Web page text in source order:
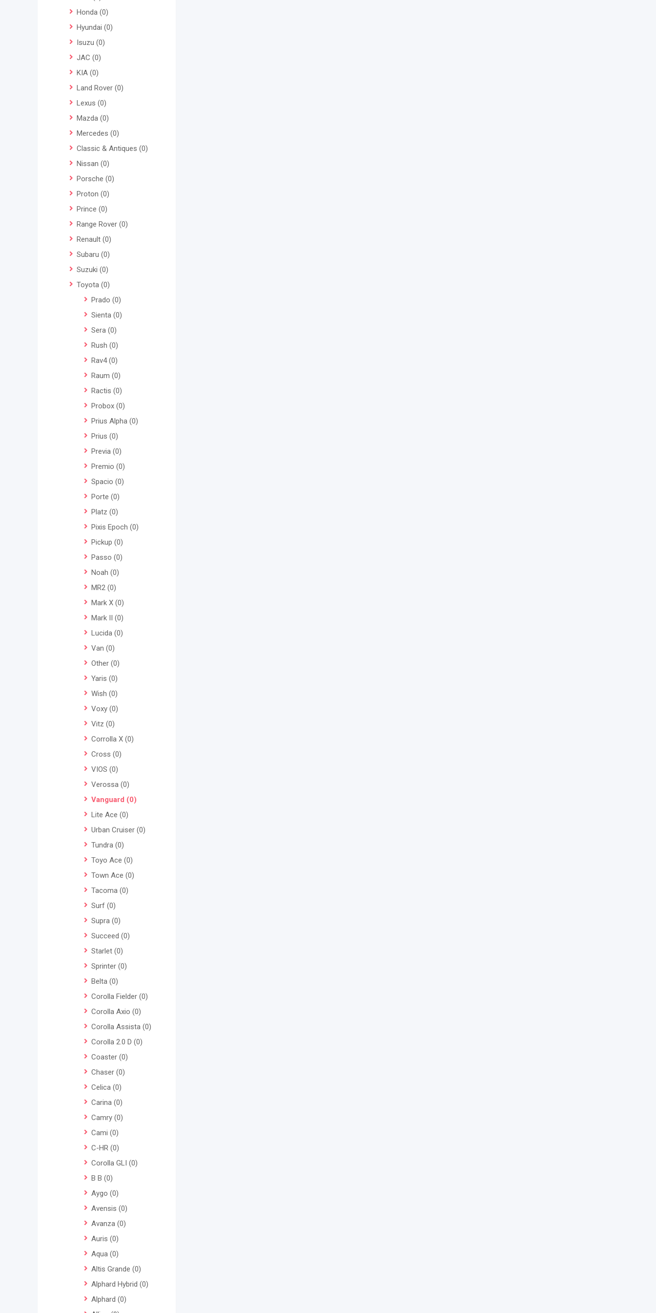
Honda (0)
Hyundai (0)
Isuzu (0)
JAC (0)
KIA (0)
Land Rover (0)
Lexus (0)
Mazda (0)
Mercedes (0)
Classic & Antiques (0)
Nissan (0)
Porsche (0)
Proton (0)
Prince (0)
Range Rover (0)
Renault (0)
Subaru (0)
Suzuki (0)
Toyota (0)
Prado (0)
Sienta (0)
Sera (0)
Rush (0)
Rav4(0)
Raum (0)
Ractis (0)
Probox (0)
Prius Alpha (0)
Prius (0)
Previa (0)
Premio (0)
Spacio (0)
Porte (0)
Platz (0)
Pixis Epoch (0)
Pickup (0)
Passo (0)
Noah (0)
MR2 (0)
Mark X (0)
Mark II (0)
Lucida (0)
Van (0)
Other (0)
Yaris (0)
Wish (0)
Voxy (0)
Vitz (0)
Corrolla X (0)
Cross (0)
VIOS (0)
Verossa (0)
Vanguard (0)
Lite Ace (0)
Urban Cruiser (0)
Tundra (0)
Toyo Ace (0)
Town Ace (0)
Tacoma (0)
Surf (0)
Supra (0)
Succeed (0)
Starlet (0)
Sprinter (0)
Belta (0)
Corolla Fielder (0)
Corolla Axio (0)
Corolla Assista (0)
Corolla 2.0 D (0)
Coaster (0)
Chaser (0)
Celica (0)
Carina (0)
Camry (0)
Cami (0)
C-HR (0)
Corolla GLI (0)
B B (0)
Aygo (0)
Avensis (0)
Avanza (0)
Auris (0)
Aqua (0)
Altis Grande (0)
Alphard Hybrid (0)
Alphard (0)